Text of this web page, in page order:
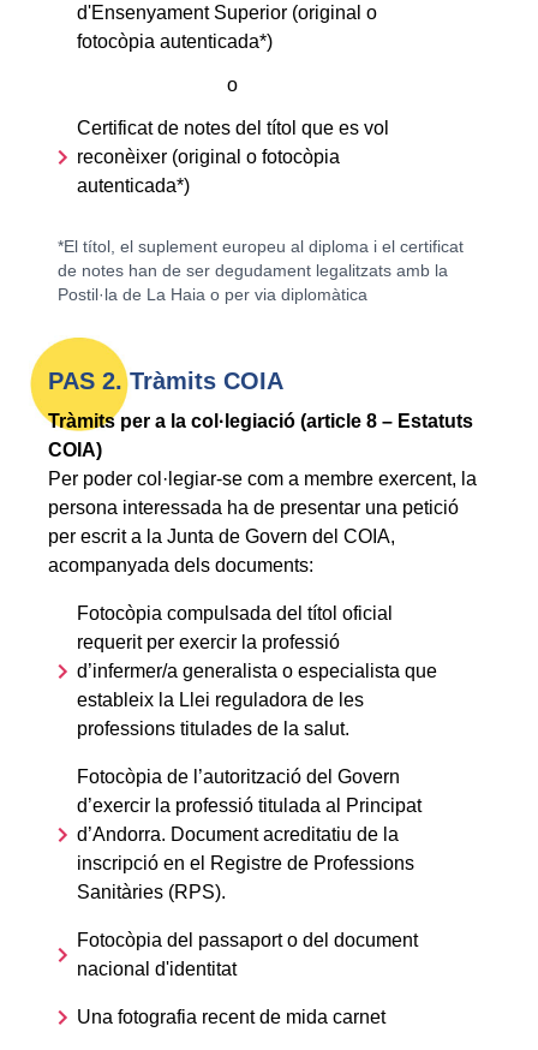
d'Ensenyament Superior (original o
fotocòpia autenticada*)
o
Certificat de notes del títol que es vol
reconèixer (original o fotocòpia
autenticada*)
*El títol, el suplement europeu al diploma i el certificat
de notes han de ser degudament legalitzats amb la
Postil·la de La Haia o per via diplomàtica
PAS 2. Tràmits COIA
Tràmits per a la col·legiació (article 8 – Estatuts
COIA)
Per poder col·legiar-se com a membre exercent, la
persona interessada ha de presentar una petició
per escrit a la Junta de Govern del COIA,
acompanyada dels documents:
Fotocòpia compulsada del títol oficial
requerit per exercir la professió
d’infermer/a generalista o especialista que
estableix la Llei reguladora de les
professions titulades de la salut.
Fotocòpia de l’autorització del Govern
d’exercir la professió titulada al Principat
d’Andorra. Document acreditatiu de la
inscripció en el Registre de Professions
Sanitàries (RPS).
Fotocòpia del passaport o del document
nacional d'identitat
Una fotografia recent de mida carnet